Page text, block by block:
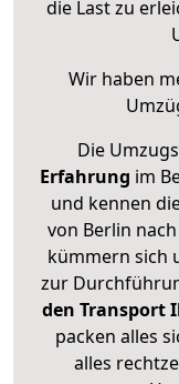
die Last zu
Wir haben
Die
Erfahrung im
und kennen
von Berlin
kümmern sich
zur
den Transport
packen alles
alles